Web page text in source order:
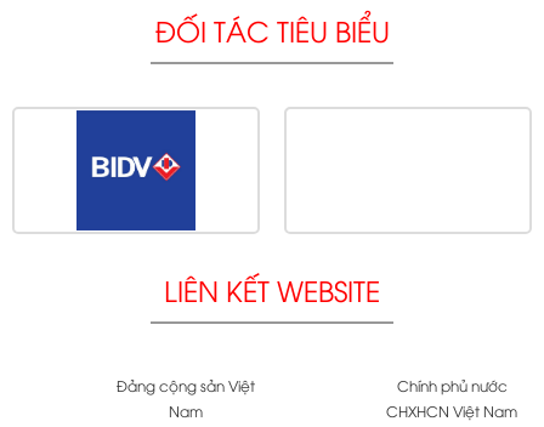
ĐỐI TÁC TIÊU BIỂU
LIÊN KẾT WEBSITE
Đảng cộng sản Việt
Nam
Chính phủ nước
CHXHCN Việt Nam